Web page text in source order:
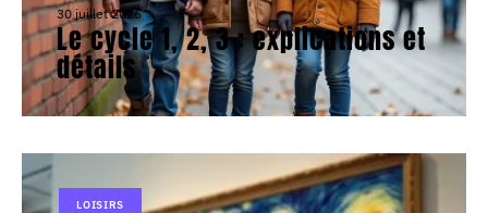
30 juillet 2026
Le cycle 1, 2, 3 : explications et
détails
LOISIRS